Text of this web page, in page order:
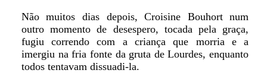
Não muitos dias depois, Croisine Bouhort num
outro momento de desespero, tocada pela graça,
fugiu correndo com a criança que morria e a
imergiu na fria fonte da gruta de Lourdes, enquanto
todos tentavam dissuadi-la.